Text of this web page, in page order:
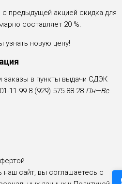
предыдущей акцией скидка для
составляет 20 %.
узнать новую цену!
заказы в пункты выдачи СДЭК
11-99 8 (929) 575-88-28 Пн—Вс
наш сайт, вы соглашаетесь с